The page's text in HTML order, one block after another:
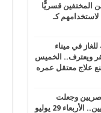
نقل عدد من المختفين قسريًّا
لاستخدامهم كـ
في ميناء
ويعترف.. الخميس
تمنع علاج معتقل عمره
وجعلت
مراسي للإماراتيين ومآسي للمصريين.. الأربعاء 29 يوليو